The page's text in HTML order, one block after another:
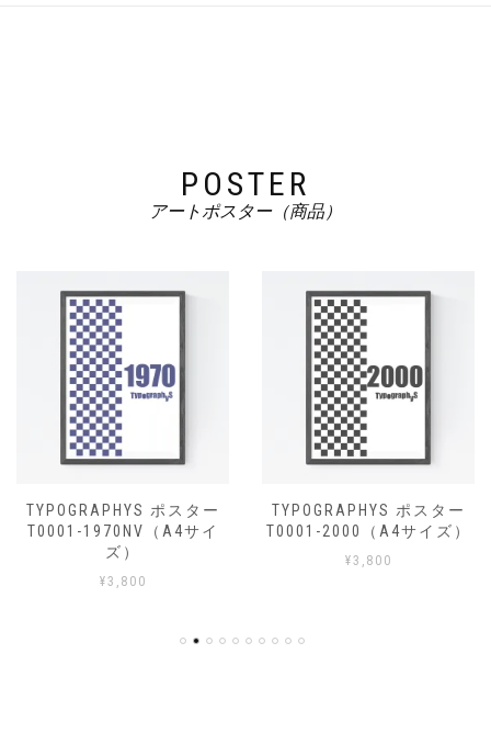
POSTER
アートポスター（商品）
TYPOGRAPHYS ポスター
T0001-1970NV（A4サイ
ズ）
¥3,800
TYPOGRAPHYS ポスター
T0001-2000（A4サイズ）
¥3,800